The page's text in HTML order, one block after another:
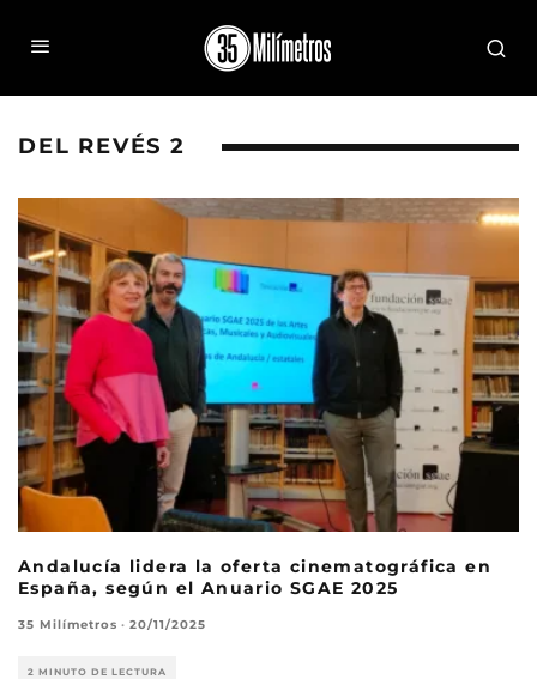
DEL REVÉS 2
Andalucía lidera la oferta cinematográfica en
España, según el Anuario SGAE 2025
35 Milímetros · 20/11/2025
2 MINUTO DE LECTURA